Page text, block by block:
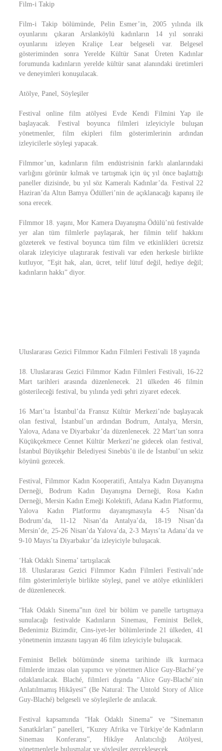
Film-i Takip
Film-i Takip bölümünde, Pelin Esmer’in, 2005 yılında ilk
oyunlarını çıkaran Arslanköylü kadınların 14 yıl sonraki
oyunlarını izleyen Kraliçe Lear belgeseli var. Belgesel
gösteriminden sonra Yerelde Kültür Sanat Üreten Kadınlar
forumunda kadınların yerelde kültür sanat alanındaki üretimleri
ve deneyimleri konuşulacak.
Atölye, Panel, Söyleşiler
Festival online film atölyesi Evde Kendi Filmini Yap ile
başlayacak. Festival boyunca filmleri izleyiciyle buluşan
yönetmenler, film ekipleri film gösterimlerinin ardından
izleyicilerle söyleşi yapacak.
Filmmor’un, kadınların film endüstrisinin farklı alanlarındaki
varlığını görünür kılmak ve tartışmak için üç yıl önce başlattığı
paneller dizisinde, bu yıl söz Kameralı Kadınlar’da. Festival 22
Haziran’da Altın Bamya Ödülleri’nin de açıklanacağı kapanış ile
sona erecek.
Filmmor 18. yaşını, Mor Kamera Dayanışma Ödülü’nü festivalde
yer alan tüm filmlerle paylaşarak, her filmin telif hakkını
gözeterek ve festival boyunca tüm film ve etkinlikleri ücretsiz
olarak izleyiciye ulaştırarak festivali var eden herkesle birlikte
kutluyor, “Eşit hak, alan, ücret, telif lütuf değil, hediye değil;
kadınların hakkı” diyor.
Uluslararası Gezici Filmmor Kadın Filmleri Festivali 18 yaşında
18. Uluslararası Gezici Filmmor Kadın Filmleri Festivali, 16-22
Mart tarihleri arasında düzenlenecek. 21 ülkeden 46 filmin
gösterileceği festival, bu yılında yedi şehri ziyaret edecek.
16 Mart’ta İstanbul’da Fransız Kültür Merkezi’nde başlayacak
olan festival, İstanbul’un ardından Bodrum, Antalya, Mersin,
Yalova, Adana ve Diyarbakır’da düzenlenecek. 22 Mart’tan sonra
Küçükçekmece Cennet Kültür Merkezi’ne gidecek olan festival,
İstanbul Büyükşehir Belediyesi Sinebüs’ü ile de İstanbul’un sekiz
köyünü gezecek.
Festival, Filmmor Kadın Kooperatifi, Antalya Kadın Dayanışma
Derneği, Bodrum Kadın Dayanışma Derneği, Rosa Kadın
Derneği, Mersin Kadın Emeği Kolektifi, Adana Kadın Platformu,
Yalova Kadın Platformu dayanışmasıyla 4-5 Nisan’da
Bodrum’da, 11-12 Nisan’da Antalya’da, 18-19 Nisan’da
Mersin’de, 25-26 Nisan’da Yalova’da, 2-3 Mayıs’ta Adana’da ve
9-10 Mayıs’ta Diyarbakır’da izleyiciyle buluşacak.
‘Hak Odaklı Sinema’ tartışılacak
18. Uluslararası Gezici Filmmor Kadın Filmleri Festivali’nde
film gösterimleriyle birlikte söyleşi, panel ve atölye etkinlikleri
de düzenlenecek.
“Hak Odaklı Sinema”nın özel bir bölüm ve panelle tartışmaya
sunulacağı festivalde Kadınların Sineması, Feminist Bellek,
Bedenimiz Bizimdir, Cins-iyet-ler bölümlerinde 21 ülkeden, 41
yönetmenin imzasını taşıyan 46 film izleyiciyle buluşacak.
Feminist Bellek bölümünde sinema tarihinde ilk kurmaca
filmlerde imzası olan yapımcı ve yönetmen Alice Guy-Blaché’ye
odaklanılacak. Blaché, filmleri dışında “Alice Guy-Blaché’nin
Anlatılmamış Hikâyesi” (Be Natural: The Untold Story of Alice
Guy-Blaché) belgeseli ve söyleşilerle de anılacak.
Festival kapsamında “Hak Odaklı Sinema” ve “Sinemanın
Sanatkârları” panelleri, “Kuzey Afrika ve Türkiye’de Kadınların
Sineması Konferansı”, Hikâye Anlatıcılığı Atölyesi,
yönetmenlerle buluşmalar ve söyleşiler gerçekleşecek.